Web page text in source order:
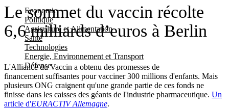
Economie
Politique
Agriculture et Alimentation
Santé
Technologies
Energie, Environnement et Transport
Défense
Le sommet du vaccin récolte
6,6 milliards d’euros à Berlin
L'Alliance du Vaccin a obtenu des promesses de
financement suffisantes pour vacciner 300 millions d'enfants. Mais
plusieurs ONG craignent qu'une grande partie de ces fonds ne
finisse dans les caisses des géants de l'industrie pharmaceutique. Un
article d'EURACTIVAllemagne.